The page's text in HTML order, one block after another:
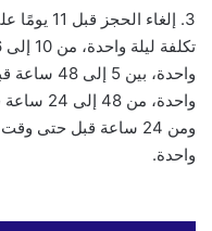
ومن 24 ساعة قبل حتى
واحدة.